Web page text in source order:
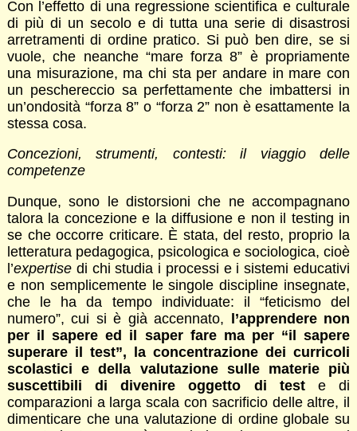
Con l’effetto di una regressione scientifica e culturale
di più di un secolo e di tutta una serie di disastrosi
arretramenti di ordine pratico. Si può ben dire, se si
vuole, che neanche “mare forza 8” è propriamente
una misurazione, ma chi sta per andare in mare con
un peschereccio sa perfettamente che imbattersi in
un’ondosità “forza 8” o “forza 2” non è esattamente la
stessa cosa.
Concezioni, strumenti, contesti: il viaggio delle
competenze
Dunque, sono le distorsioni che ne accompagnano
talora la concezione e la diffusione e non il testing in
se che occorre criticare. È stata, del resto, proprio la
letteratura pedagogica, psicologica e sociologica, cioè
l’expertisedi chi studia i processi e i sistemi educativi
e non semplicemente le singole discipline insegnate,
che le ha da tempo individuate: il “feticismo del
numero”, cui si è già accennato, l’apprendere non
per il sapere ed il saper fare ma per “il sapere
superare il test”, la concentrazione dei curricoli
scolastici e della valutazione sulle materie più
suscettibili di divenire oggetto di teste di
comparazioni a larga scala con sacrificio delle altre, il
dimenticare che una valutazione di ordine globale su